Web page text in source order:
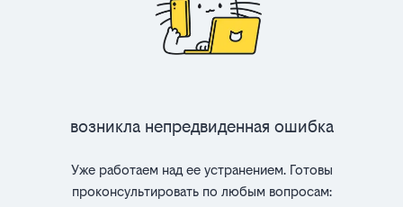
Возникла непредвиденная ошибка
Уже работаем над ее устранением. Готовы
проконсультировать по любым вопросам: